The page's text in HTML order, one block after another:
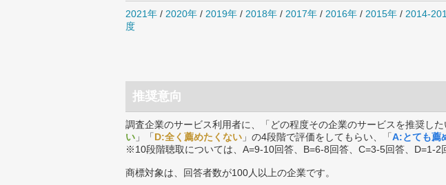
2021年 / 2020年 / 2019年 / 2018年 / 2017年 / 2016年 / 2015年 / 2014-
度
推奨意向
調査企業のサービス利用者に、「どの程度その企業のサービスを推奨し
い 」「D:全く薦めたくない 」の4段階で評価をしてもらい、「A:とても薦
※10段階聴取については、A=9-10回答、B=6-8回答、C=3-5回答、D=1-2
商標対象は、回答者数が100人以上の企業です。